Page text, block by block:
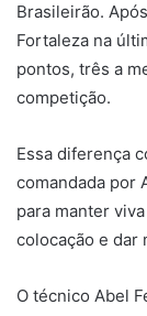
Brasileirão.
Fortaleza na
pontos, três a
competição.
Essa diferença
comandada por
para manter
colocação e dar
O técnico Abel